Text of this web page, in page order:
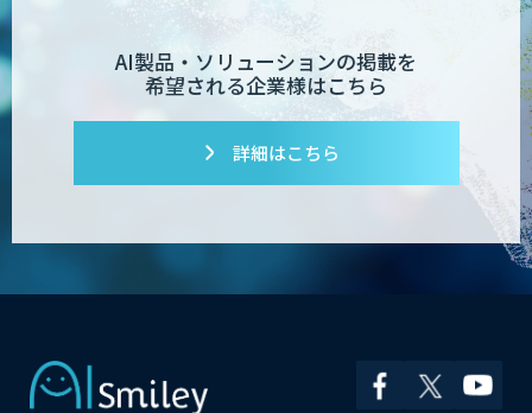
AI製品・ソリューションの掲載を
希望される企業様はこちら
詳細はこちら